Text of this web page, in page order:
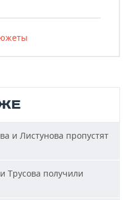
и Листунова пропустят
Трусова получили